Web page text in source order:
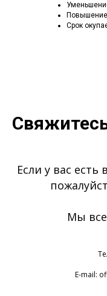
Повышение
Срок
Если у вас
Мы
E-mail: